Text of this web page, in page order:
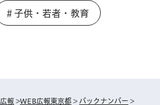
＃子供・若者・教育
広報 >WEB広報東京都 > バックナンバー >